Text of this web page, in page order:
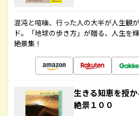
混沌と喧噪、行った人の大半が人生観
ド。「地球の歩き方」が贈る、人生を
絶景集！
生きる知恵を授
絶景１００